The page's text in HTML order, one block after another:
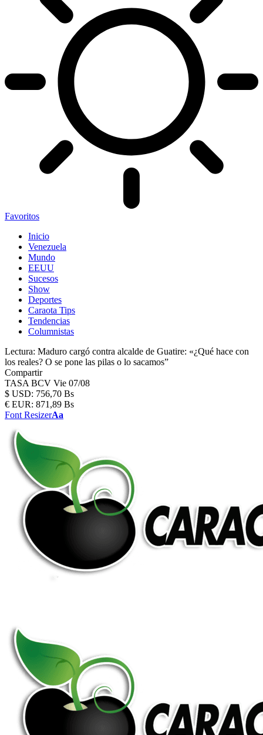
Favoritos
Inicio
Venezuela
Mundo
EEUU
Sucesos
Show
Deportes
Caraota Tips
Tendencias
Columnistas
Lectura: Maduro cargó contra alcalde de Guatire: «¿Qué hace con
los reales? O se pone las pilas o lo sacamos”
Compartir
TASA BCV Vie 07/08
$ USD: 756,70 Bs
€ EUR: 871,89 Bs
Font ResizerAa